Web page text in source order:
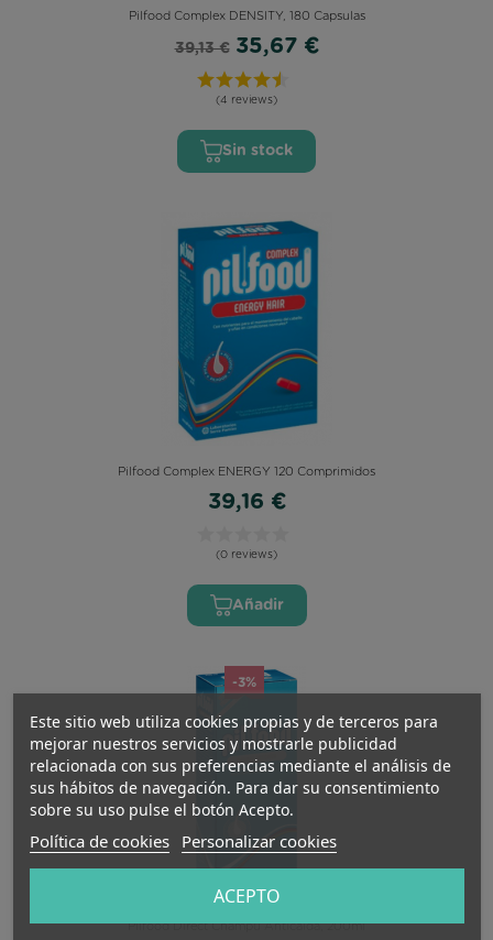
Este sitio web utiliza cookies propias y de terceros para
mejorar nuestros servicios y mostrarle publicidad
relacionada con sus preferencias mediante el análisis de
sus hábitos de navegación. Para dar su consentimiento
sobre su uso pulse el botón Acepto.
Política de cookies Personalizar cookies
ACEPTO
Pilfood Complex DENSITY, 180 Capsulas
39,13 € 35,67 €
(4 reviews)
Sin stock
Pilfood Complex ENERGY 120 Comprimidos
39,16 €
(0 reviews)
Añadir
Pilfood Direct Champu Anticaida, 200ml
-3%